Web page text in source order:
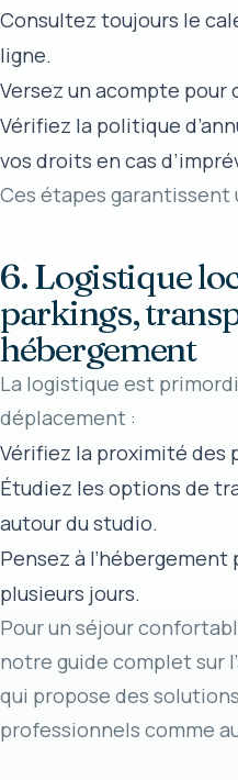
Consultez toujours le
ligne.
Versez un acompte
Vérifiez la politique
vos droits en cas
Ces étapes garantissent
6. Logistique
parkings,
hébergement
La logistique est
déplacement :
Vérifiez la proximité des
Étudiez les options de
autour du studio.
Pensez à
plusieurs jours.
Pour un séjour
notre guide complet sur
qui propose des
professionnels comme